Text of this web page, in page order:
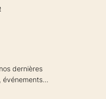
dernières
événements…